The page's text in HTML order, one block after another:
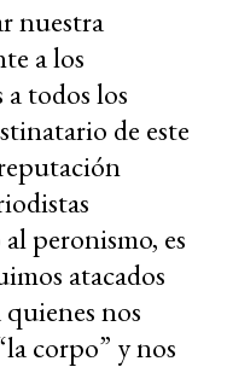
nuestra
a los
todos los
de este
peronismo, es
atacados
nos
corpo” y nos